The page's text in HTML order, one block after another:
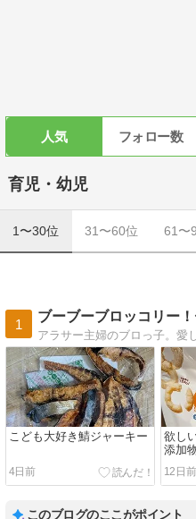
人気 フォロー数
育児・幼児
1〜30位 31〜60位 61〜
1
ブーブーブロッコリー
こども大好き鯖ジャーキー
4日前
欲し
添加
12日前
このブログのここがポイント